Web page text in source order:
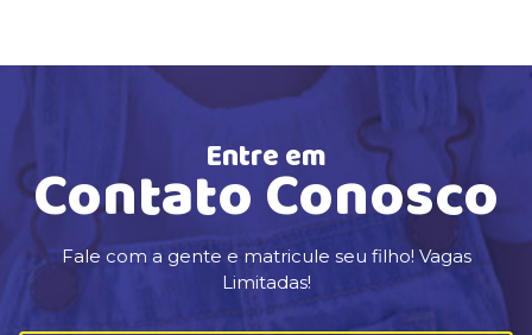
Entre em
Contato Conosco
Fale com a gente e matricule seu filho! Vagas
Limitadas!